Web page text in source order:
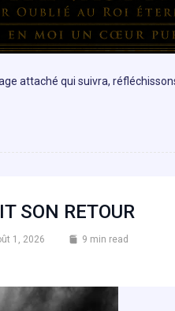
attaché qui suivra,
SON RETOUR
1, 2026 9 min read